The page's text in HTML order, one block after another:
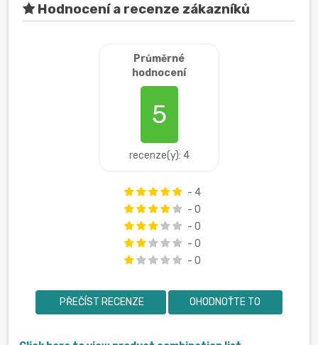
Hodnocení a recenze zákazníků
Průměrné
hodnocení
5
recenze(y): 4
- 4
- 0
- 0
- 0
- 0
PŘEČÍST RECENZE OHODNOŤTE TO